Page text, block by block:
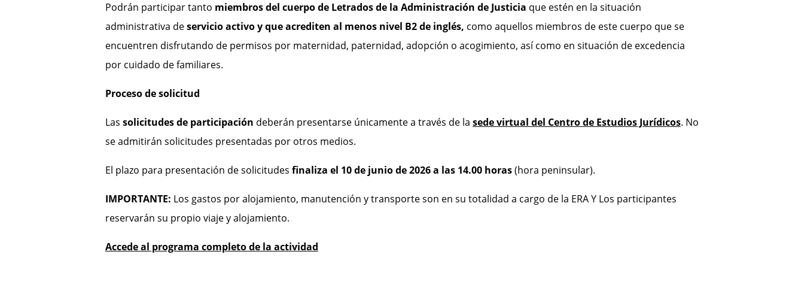
Podrán participar tanto miembros del cuerpo de Letrados de la Administración de Justicia que estén en la situación
administrativa deservicio activoy que acrediten al menos nivel B2 de inglés, como aquellos miembros de este cuerpo que se
encuentren disfrutando de permisos por maternidad, paternidad, adopción o acogimiento, así como en situación de excedencia
por cuidado de familiares.
Proceso de solicitud
Las solicitudes de participación deberán presentarse únicamente a través de la sede virtual del Centro de Estudios Jurídicos. No
se admitirán solicitudes presentadas por otros medios.
El plazo para presentación de solicitudes finaliza el 10 de junio de 2026 a las 14.00 horas(hora peninsular).
IMPORTANTE: Los gastos por alojamiento, manutención y transporte son en su totalidad a cargo de la ERA Y Los participantes
reservarán su propio viaje y alojamiento.
Accede al programa completo de la actividad